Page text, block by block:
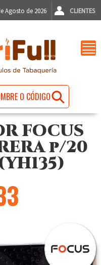
Agosto de 2026 CLIENTES
FOCUS
p/20